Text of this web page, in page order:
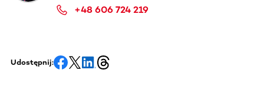
+48 606 724 219
Udostępnij: